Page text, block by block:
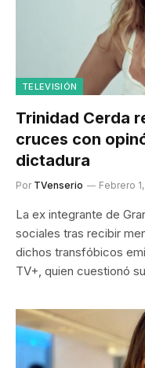
TELEVISIÓN
Trinidad Cerda
cruces con
dictadura
Por TVenserio Febrero
La ex integrante de
sociales tras recibir
dichos transfóbicos
TV+, quien cuestionó